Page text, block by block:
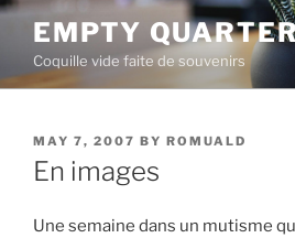
Skip
content
EMPTY
Coquille vide faite de souvenirs
POSTED
ON
MAY 7, 2007 BY ROMUALD
En images
Une semaine dans un mutisme